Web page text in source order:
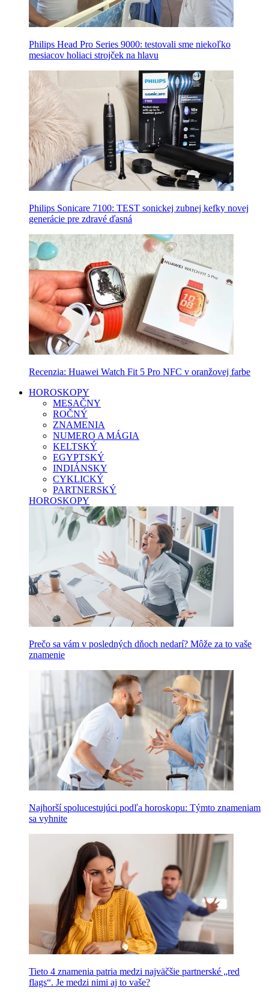
Philips Head Pro Series 9000: testovali sme niekoľko
mesiacov holiaci strojček na hlavu
Philips Sonicare 7100: TEST sonickej zubnej kefky novej
generácie pre zdravé ďasná
Recenzia: Huawei Watch Fit 5 Pro NFC v oranžovej farbe
HOROSKOPY
MESAČNY
ROČNÝ
ZNAMENIA
NUMERO A MÁGIA
KELTSKÝ
EGYPTSKÝ
INDIÁNSKY
CYKLICKÝ
PARTNERSKÝ
HOROSKOPY
Prečo sa vám v posledných dňoch nedarí? Môže za to vaše
znamenie
Najhorší spolucestujúci podľa horoskopu: Týmto znameniam
sa vyhnite
Tieto 4 znamenia patria medzi najväčšie partnerské „red
flags“. Je medzi nimi aj to vaše?